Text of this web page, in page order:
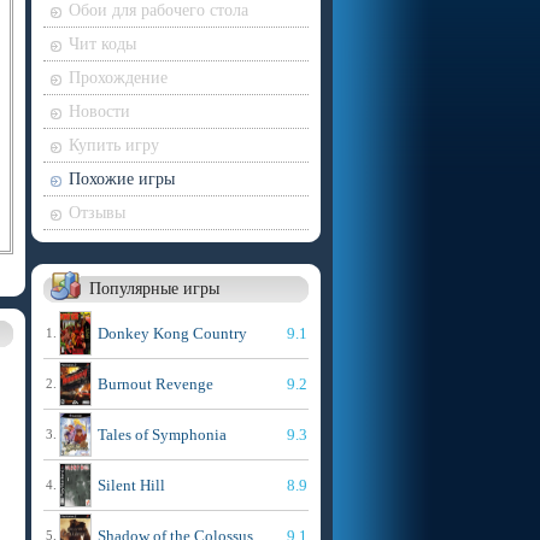
Обои для рабочего стола
Чит коды
Прохождение
Новости
Купить игру
Похожие игры
Отзывы
Популярные игры
1. Donkey Kong Country 9.1
2. Burnout Revenge 9.2
3. Tales of Symphonia 9.3
4. Silent Hill 8.9
5. Shadow of the Colossus 9.1